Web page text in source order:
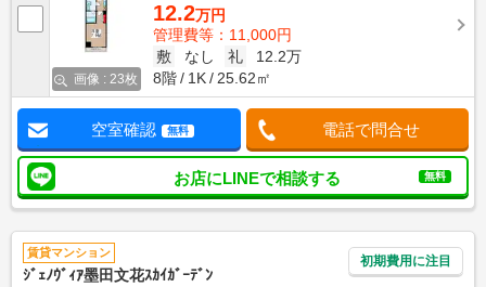
画像 : 23枚
12.2万円
管理費等：11,000円
敷
なし 礼
12.2万
8階
1K 25.62㎡
空室確認 無料 電話で問合せ
お店にLINEで相談する 無料
賃貸マンション
ｼﾞｪﾉｳﾞｨｱ墨田文花ｽｶｲｶﾞｰﾃﾞﾝ
初期費用に注目